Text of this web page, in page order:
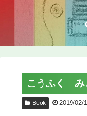
こうふく み
Book 2019/02/